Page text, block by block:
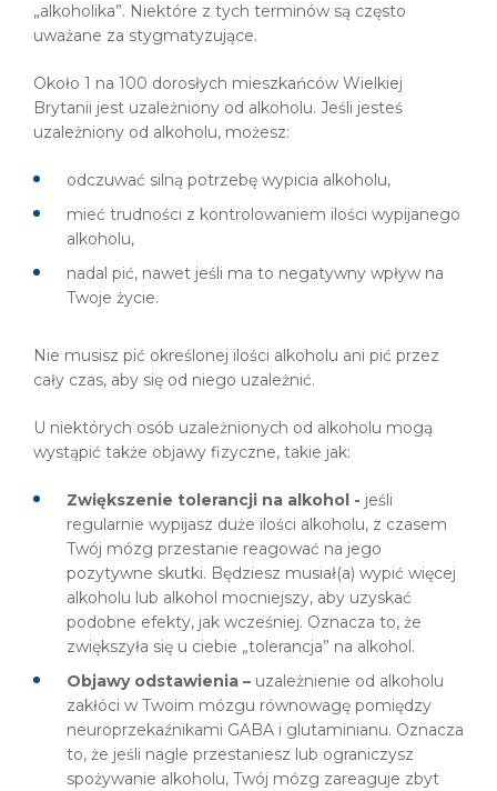
„alkoholika”. Niektóre z tych terminów są często
uważane za stygmatyzujące.
Około 1 na 100 dorosłych mieszkańców Wielkiej
Brytanii jest uzależniony od alkoholu. Jeśli jesteś
uzależniony od alkoholu, możesz:
odczuwać silną potrzebę wypicia alkoholu,
mieć trudności z kontrolowaniem ilości wypijanego
alkoholu,
nadal pić, nawet jeśli ma to negatywny wpływ na
Twoje życie.
Nie musisz pić określonej ilości alkoholu ani pić przez
cały czas, aby się od niego uzależnić.
U niektórych osób uzależnionych od alkoholu mogą
wystąpić także objawy fizyczne, takie jak:
Zwiększenie tolerancji na alkohol - jeśli
regularnie wypijasz duże ilości alkoholu, z czasem
Twój mózg przestanie reagować na jego
pozytywne skutki. Będziesz musiał(a) wypić więcej
alkoholu lub alkohol mocniejszy, aby uzyskać
podobne efekty, jak wcześniej. Oznacza to, że
zwiększyła się u ciebie „tolerancja” na alkohol.
Objawy odstawienia – uzależnienie od alkoholu
zakłóci w Twoim mózgu równowagę pomiędzy
neuroprzekaźnikami GABA i glutaminianu. Oznacza
to, że jeśli nagle przestaniesz lub ograniczysz
spożywanie alkoholu, Twój mózg zareaguje zbyt